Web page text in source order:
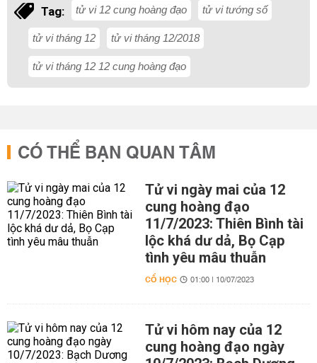
Tag: tử vi 12 cung hoàng đạo tử vi tướng số
tử vi tháng 12 tử vi tháng 12/2018
tử vi tháng 12 12 cung hoàng đạo
CÓ THỂ BẠN QUAN TÂM
Tử vi ngày mai của 12
cung hoàng đạo
11/7/2023: Thiên Bình tài
lộc khá dư dả, Bọ Cạp
tình yêu mâu thuẫn
CỔ HỌC 01:00 | 10/07/2023
Tử vi hôm nay của 12
cung hoàng đạo ngày